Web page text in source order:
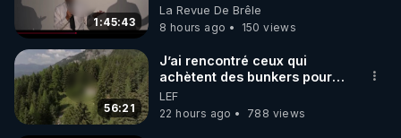
1:45:43
pouvoir en France
La Revue De Brêle
8 hours ago
150 views
56:21
J’ai rencontré ceux qui
achètent des bunkers pour
survivre à la fin du monde
LEF
22 hours ago
788 views